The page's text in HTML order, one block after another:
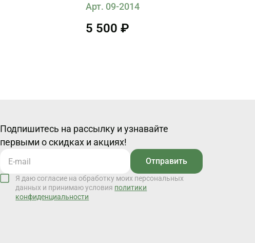
Арт. 09-2014
5 500 ₽
Подпишитесь на рассылку и узнавайте
первыми о скидках и акциях!
Отправить
Я даю согласие на обработку моих персональных
данных и принимаю условия политики
конфиденциальности